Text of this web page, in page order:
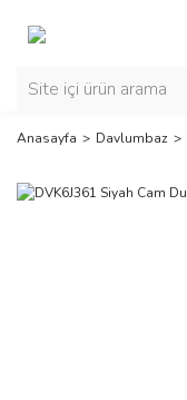
Anasayfa Davlumbaz